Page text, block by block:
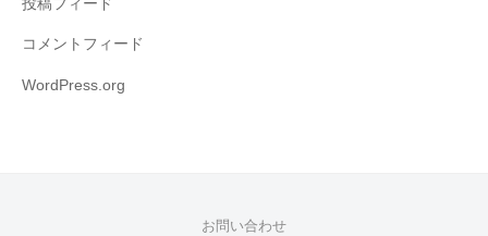
投稿フィード
コメントフィード
WordPress.org
お問い合わせ